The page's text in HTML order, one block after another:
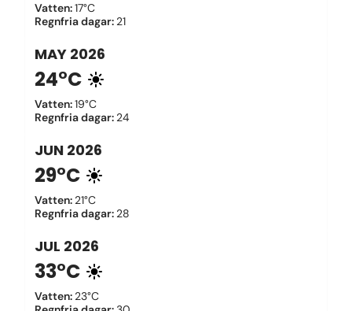
Vatten:17°C
Regnfria dagar: 21
MAY 2026
24°C
Vatten:19°C
Regnfria dagar: 24
JUN 2026
29°C
Vatten: 21°C
Regnfria dagar: 28
JUL 2026
33°C
Vatten: 23°C